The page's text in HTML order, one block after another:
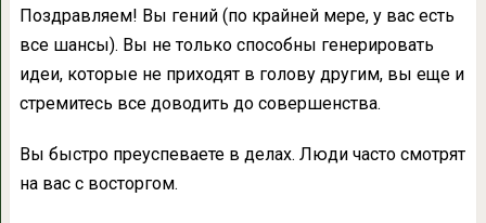
Поздравляем! Вы гений (по крайней мере, у вас есть
все шансы). Вы не только способны генерировать
идеи, которые не приходят в голову другим, вы еще и
стремитесь все доводить до совершенства.
Вы быстро преуспеваете в делах. Люди часто смотрят
на вас с восторгом.